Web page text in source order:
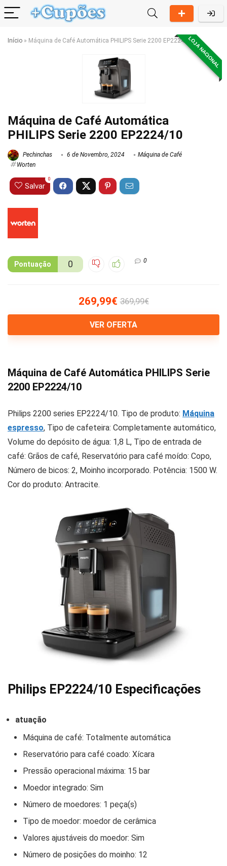
Início » Máquina de Café Automática PHILIPS Serie 2200 EP2224/10LOJA NACIONAL
Máquina de Café Automática
PHILIPS Serie 2200 EP2224/10
Pechinchas 6 de Novembro, 2024
Máquina de Café
Worten
Salvar
0
Pontuação 0 0
269,99€ 369,99€
VER OFERTA
Máquina de Café Automática PHILIPS Serie
2200 EP2224/10
Philips 2200 series EP2224/10. Tipo de produto: Máquina
espresso, Tipo de cafeteira: Completamente automático,
Volume do depósito de água: 1,8 L, Tipo de entrada de
café: Grãos de café, Reservatório para café moído: Copo,
Número de bicos: 2, Moinho incorporado. Potência: 1500 W.
Cor do produto: Antracite.
Philips EP2224/10 Especificações
atuação
Máquina de café: Totalmente automática
Reservatório para café coado: Xícara
Pressão operacional máxima: 15 bar
Moedor integrado: Sim
Número de moedores: 1 peça(s)
Tipo de moedor: moedor de cerâmica
Valores ajustáveis do moedor: Sim
Número de posições do moinho: 12